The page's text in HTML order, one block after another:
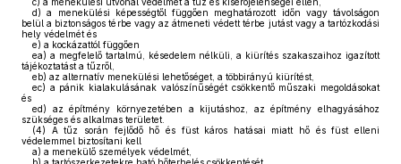
d) a menekülési képességtől függően meghatározott időn vagy távolságon
belül a biztonságos térbe vagy az átmeneti védett térbe jutást vagy a tartózkodási
hely védelmét és
e) a kockázattól függően
ea) a megfelelő tartalmú, késedelem nélküli, a kiürítés szakaszaihoz igazított
tájékoztatást a tűzről,
eb) az alternatív menekülési lehetőséget, a többirányú kiürítést,
ec) a pánik kialakulásának valószínűségét csökkentő műszaki megoldásokat
és
ed) az építmény környezetében a kijutáshoz, az építmény elhagyásához
szükséges és alkalmas területet.
(4) A tűz során fejlődő hő és füst káros hatásai miatt hő és füst elleni
védelemmel biztosítani kell
a) a menekülő személyek védelmét,